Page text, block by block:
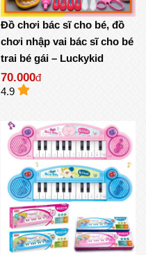
Đồ chơi bác sĩ cho bé, đồ
chơi nhập vai bác sĩ cho bé
trai bé gái – Luckykid
70.000đ
4.9